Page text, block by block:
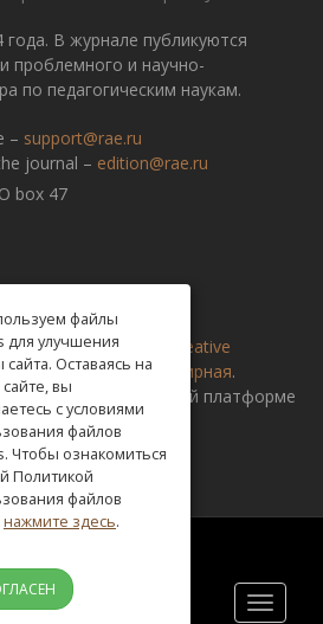
года. В журнале публикуются
проблемного и научно-
по педагогическим наукам.
– support@rae.ru
journal – edition@rae.ru
box 47
полицензии Creative
4.0 Всемирная.
издательской платформе
of natural history
Toggle
файлы
для улучшения
Оставаясь на
вы
с условиями
файлов
Чтобы ознакомиться
Политикой
файлов
нажмите здесь.